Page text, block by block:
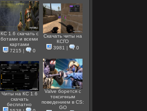
КС 1.6 скачать с
ботами и всеми
картами
7215 | 0
Скачать читы на
КСГО
3981 | 0
Читы на КС 1.6
скачать
бесплатно
Valve борется с
токсичным
поведением в CS:
GO